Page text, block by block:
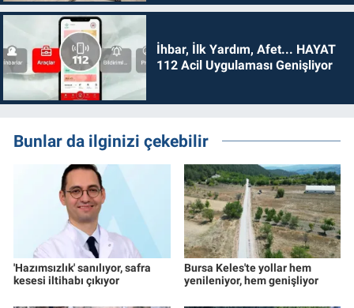
İhbar, İlk Yardım, Afet... HAYAT
112 Acil Uygulaması Genişliyor
Bunlar da ilginizi çekebilir
'Hazımsızlık' sanılıyor, safra
kesesi iltihabı çıkıyor
Bursa Keles'te yollar hem
yenileniyor, hem genişliyor